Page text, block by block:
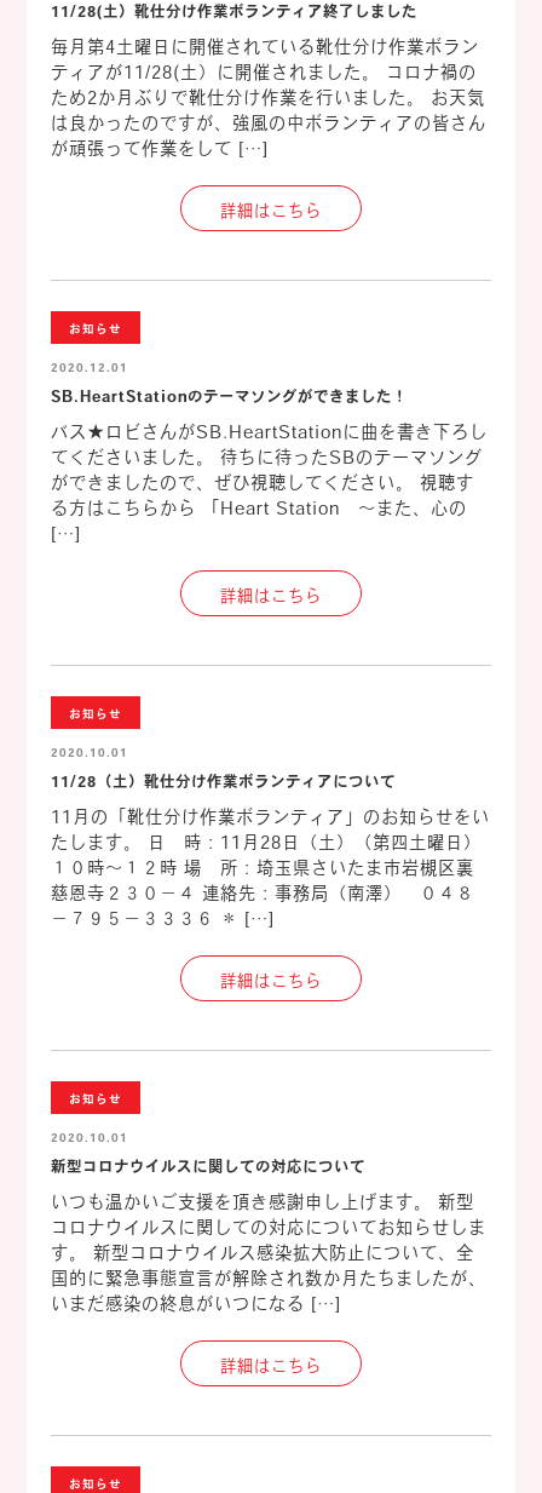
11/28(土）靴仕分け作業ボランティア終了しました
毎月第4土曜日に開催されている靴仕分け作業ボラン
ティアが11/28(土）に開催されました。 コロナ禍の
ため2か月ぶりで靴仕分け作業を行いました。 お天気
は良かったのですが、強風の中ボランティアの皆さん
が頑張って作業をして […]
詳細はこちら
お知らせ
2020.12.01
SB.HeartStationのテーマソングができました！
バス★ロビさんがSB.HeartStationに曲を書き下ろし
てくださいました。 待ちに待ったSBのテーマソング
ができましたので、ぜひ視聴してください。 視聴す
る方はこちらから 「Heart Station ～また、心の
[…]
詳細はこちら
お知らせ
2020.10.01
11/28（土）靴仕分け作業ボランティアについて
11月の「靴仕分け作業ボランティア」のお知らせをい
たします。 日 時：11月28日（土）（第四土曜日）
１０時～１２時 場 所：埼玉県さいたま市岩槻区裏
慈恩寺２３０－４ 連絡先：事務局（南澤） ０４８
－７９５－３３３６ ＊ […]
詳細はこちら
お知らせ
2020.10.01
新型コロナウイルスに関しての対応について
いつも温かいご支援を頂き感謝申し上げます。 新型
コロナウイルスに関しての対応についてお知らせしま
す。 新型コロナウイルス感染拡大防止について、全
国的に緊急事態宣言が解除され数か月たちましたが、
いまだ感染の終息がいつになる […]
詳細はこちら
お知らせ